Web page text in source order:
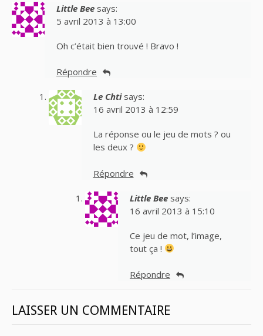
Little Bee says:
5 avril 2013 à 13:00
Oh c’était bien trouvé ! Bravo !
Répondre
Le Chti says:
16 avril 2013 à 12:59
La réponse ou le jeu de mots ? ou
les deux ?
Répondre
Little Bee says:
16 avril 2013 à 15:10
Ce jeu de mot, l’image,
tout ça !
Répondre
LAISSER UN COMMENTAIRE